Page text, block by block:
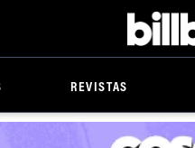
Billboard
REVISTAS